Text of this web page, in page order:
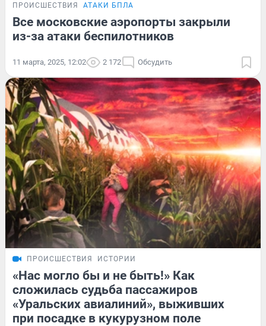
ПРОИСШЕСТВИЯ АТАКИ БПЛА
Все московские аэропорты закрыли
из-за атаки беспилотников
11 марта, 2025, 12:02 2 172 Обсудить
ПРОИСШЕСТВИЯ ИСТОРИИ
«Нас могло бы и не быть!» Как
сложилась судьба пассажиров
«Уральских авиалиний», выживших
при посадке в кукурузном поле